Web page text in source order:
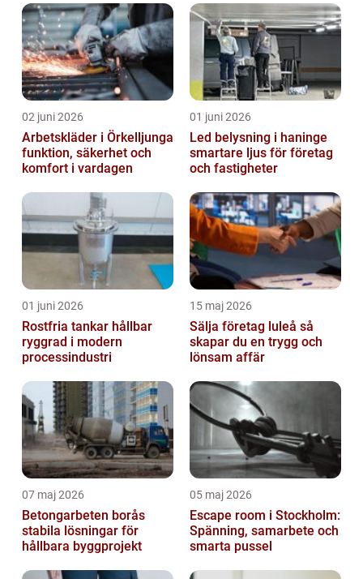
02 juni 2026
Arbetskläder i Örkelljunga
funktion, säkerhet och
komfort i vardagen
01 juni 2026
Led belysning i haninge
smartare ljus för företag
och fastigheter
01 juni 2026
Rostfria tankar hållbar
ryggrad i modern
processindustri
15 maj 2026
Sälja företag luleå så
skapar du en trygg och
lönsam affär
07 maj 2026
Betongarbeten borås
stabila lösningar för
hållbara byggprojekt
05 maj 2026
Escape room i Stockholm:
Spänning, samarbete och
smarta pussel